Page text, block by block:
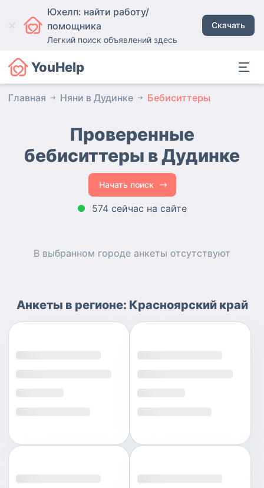
Юхелп: найти работу/
помощника
Легкий поиск объявлений здесь
Скачать
YouHelp
Главная Няни в Дудинке Бебиситтеры
Проверенные
бебиситтеры в Дудинке
Начать поиск
574 сейчас на сайте
В выбранном городе анкеты отсутствуют
Анкеты в регионе: Красноярский край